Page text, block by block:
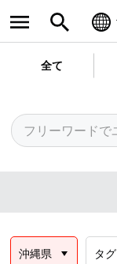
全て
沖縄県 タグ